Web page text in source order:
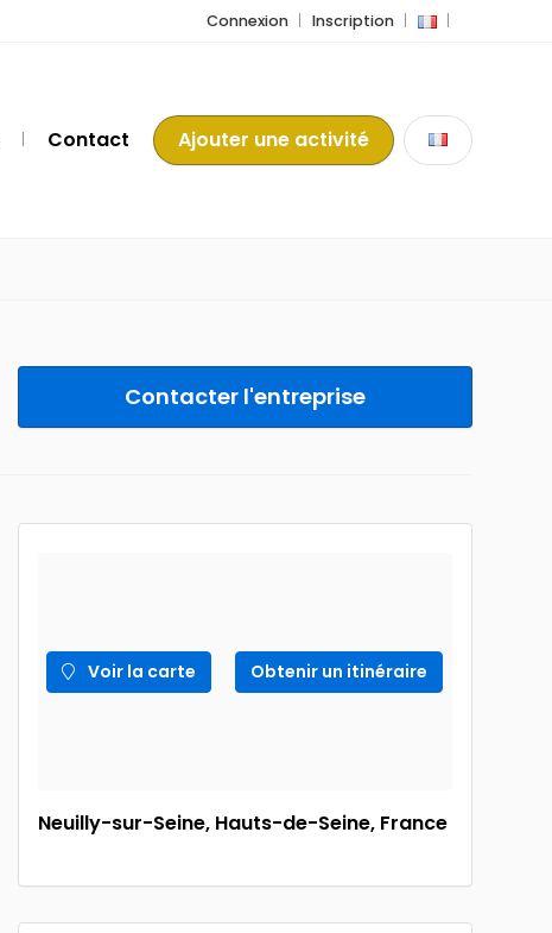
Connexion Inscription
Contact Ajouter une activité
Contacter l'entreprise
Voir la carte Obtenir un itinéraire
Neuilly-sur-Seine, Hauts-de-Seine, France